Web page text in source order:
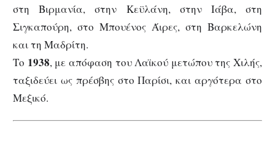
στη Βιρμανία, στην Κεϋλάνη, στην Ιάβα, στη
Σιγκαπούρη, στο Μπουένος Άιρες, στη Βαρκελώνη
και τη Μαδρίτη.
Το 1938, με απόφαση του Λαϊκού μετώπου της Χιλής,
ταξιδεύει ως πρέσβης στο Παρίσι, και αργότερα στο
Μεξικό.